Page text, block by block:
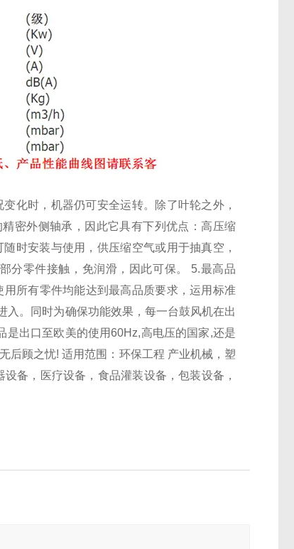
化时，机器仍可安全运转。除了叶轮之外，
密外侧轴承，因此它具有下列优点：高压缩
随时安装与使用，供压缩空气或用于抽真空，
分零件接触，免润滑，因此可保。 5.最高品
所有零件均能达到最高品质要求，运用标准
。同时为确保功能效果，每一台鼓风机在出
是出口至欧美的使用60Hz,高电压的国家,还是
后顾之忧!适用范围：环保工程 产业机械，塑
设备，医疗设备，食品灌装设备，包装设备，